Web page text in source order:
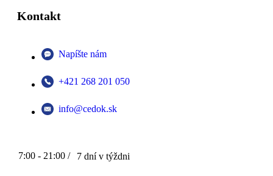
Kontakt
Napíšte nám
+421 268 201 050
info@cedok.sk
7:00 - 21:00 / 7 dní v týždni